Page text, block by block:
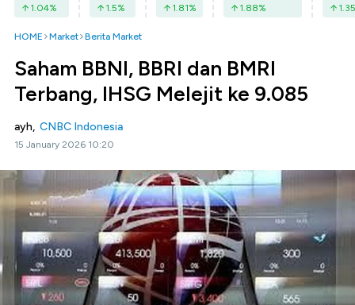
1.04% 1.5% 1.81% 1.88% 1.35
HOME Market Berita Market
Saham BBNI, BBRI dan BMRI
Terbang, IHSG Melejit ke 9.085
ayh, CNBC Indonesia
15 January 2026 10:20